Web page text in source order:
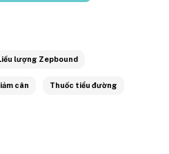
lượng Zepbound
cân Thuốc tiểu đường